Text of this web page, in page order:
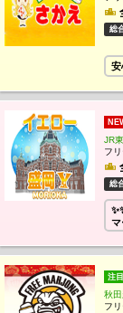
総
安
フ
総
マ
イ
皆
注目
秋
フ